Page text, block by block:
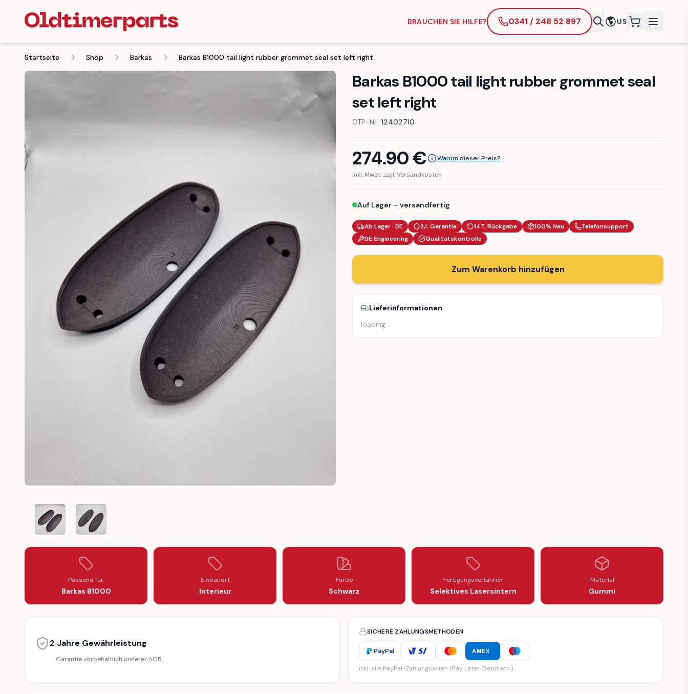
BRAUCHEN SIE HILFE? 0341 / 248 52 897 US
Startseite Shop Barkas Barkas B1000 tail light rubber grommet seal set left right
BARKAS B1000 TAIL LIGHT RUBBER GROMMET SEAL SET LEFT RIGHT
BARKAS B1000 TAIL LIGHT RUBBER GROMMET SEAL SET LEFT RIGHT
Barkas B1000 tail light rubber grommet seal
set left right
OTP-Nr.: 12402710
274.90€
Warum dieser Preis?
inkl. MwSt. zzgl. Versandkosten
Auf Lager – versandfertig
Ab Lager · DE 2J. Garantie 14T. Rückgabe 100% Neu
Telefonsupport
DE Engineering
Qualitätskontrolle
Zum Warenkorb hinzufügen
Lieferinformationen
loading…
Passend für:
Barkas B1000
Einbauort
Interieur
Farbe
Schwarz
Fertigungsverfahren
Selektives Lasersintern
Material
Gummi
2 Jahre Gewährleistung
Garantie vorbehaltlich unserer AGB.
SICHERE ZAHLUNGSMETHODEN
PayPal AMEX
inkl. alle PayPal-Zahlungsarten (Pay Later, Debit etc.)